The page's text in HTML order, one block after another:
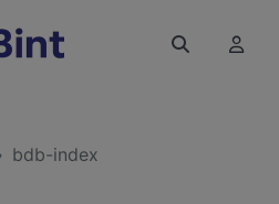
bdb-index